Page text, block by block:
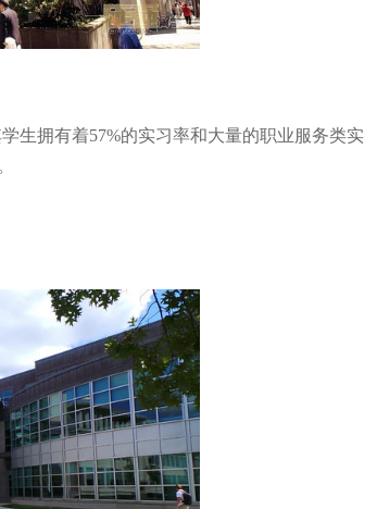
生拥有着57%的实习率和大量的职业服务类实